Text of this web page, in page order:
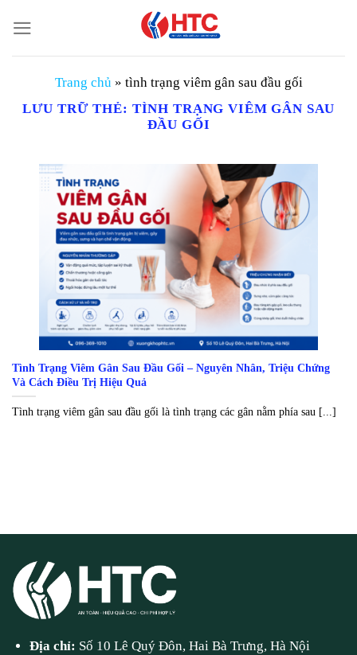
đến
nội
Trang chủ » tình trạng viêm gân sau đầu gối
LƯU TRỮ THẺ: TÌNH TRẠNG VIÊM GÂN SAU
ĐẦU GỐI
Tình Trạng Viêm Gân Sau Đầu Gối – Nguyên Nhân, Triệu Chứng
Và Cách Điều Trị Hiệu Quả
Tình trạng viêm gân sau đầu gối là tình trạng các gân nằm phía sau [...]
Địa chỉ: Số 10 Lê Quý Đôn, Hai Bà Trưng, Hà Nội